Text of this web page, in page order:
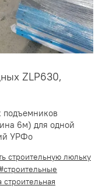
ZLP630,
подъемников
6м) для одной
УРФо
строительную люльку
строительная